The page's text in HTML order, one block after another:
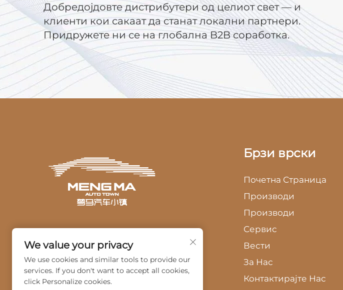
Добредојдовте дистрибутери од целиот свет — и
клиенти кои сакаат да станат локални партнери.
Придружете ни се на глобална B2B соработка.
Брзи врски
Почетна Страница
Производи
Производи
Сервис
Вести
За Нас
Контактирајте Нас
We value your privacy
We use cookies and similar tools to provide our
services. If you don't want to accept all cookies,
click Personalize cookies.